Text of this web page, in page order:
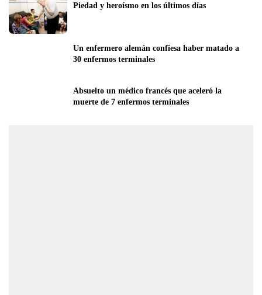
Piedad y heroísmo en los últimos días
Un enfermero alemán confiesa haber matado a
30 enfermos terminales
Absuelto un médico francés que aceleró la
muerte de 7 enfermos terminales